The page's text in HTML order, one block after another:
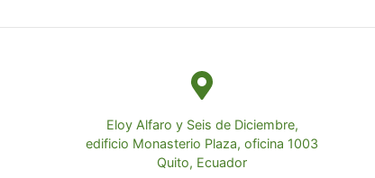
Eloy Alfaro y Seis de Diciembre,
edificio Monasterio Plaza, oficina 1003
Quito, Ecuador